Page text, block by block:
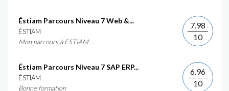
Éstiam Parcours Niveau 7 Web &...
ÉSTIAM
Mon parcours à ESTIAM...
7.98
10
Éstiam Parcours Niveau 7 SAP ERP...
ÉSTIAM
Bonne formation
6.96
10